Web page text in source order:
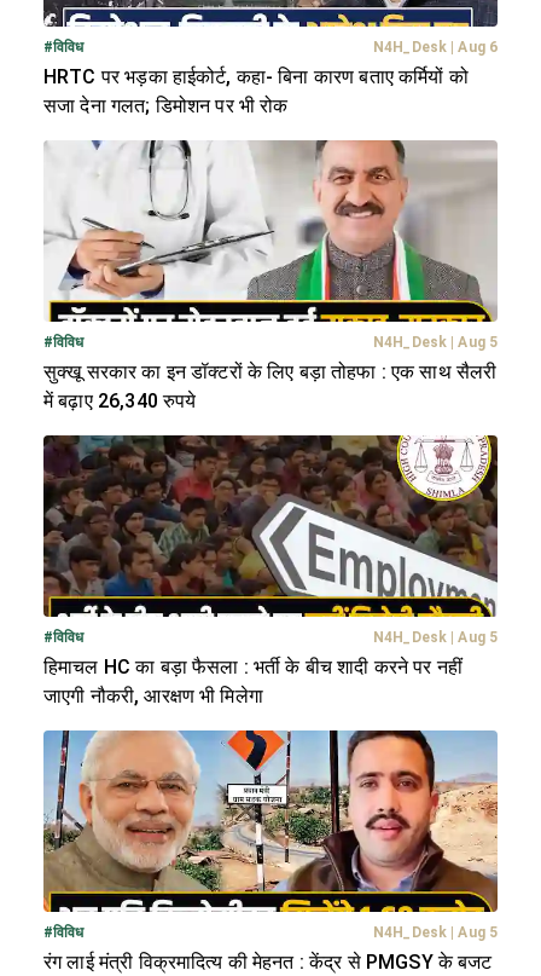
#विविध N4H_Desk Aug 6
HRTC पर भड़का हाईकोर्ट, कहा- बिना कारण बताए कर्मियों को
सजा देना गलत; डिमोशन पर भी रोक
#विविध N4H_Desk Aug 5
सुक्खू सरकार का इन डॉक्टरों के लिए बड़ा तोहफा : एक साथ सैलरी
में बढ़ाए 26,340 रुपये
#विविध N4H_Desk Aug 5
हिमाचल HC का बड़ा फैसला : भर्ती के बीच शादी करने पर नहीं
जाएगी नौकरी, आरक्षण भी मिलेगा
#विविध N4H_Desk Aug 5
रंग लाई मंत्री विक्रमादित्य की मेहनत : केंद्र से PMGSY के बजट